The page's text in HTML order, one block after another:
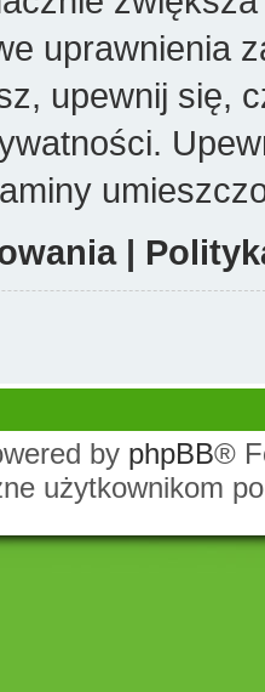
uprawnienia
upewnij się,
|
by phpBB®
użytkownikom